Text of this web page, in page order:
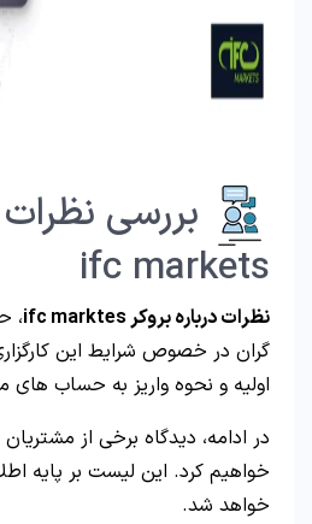
بررسی نظرات
ifc markets
نظرات درباره بروکر ifc marktes
،
گران در خصوص شرایط این
اولیه و نحوه واریز به حساب های
در ادامه، دیدگاه برخی از مشتریان
خواهیم کرد. این لیست بر پایه
خواهد شد.